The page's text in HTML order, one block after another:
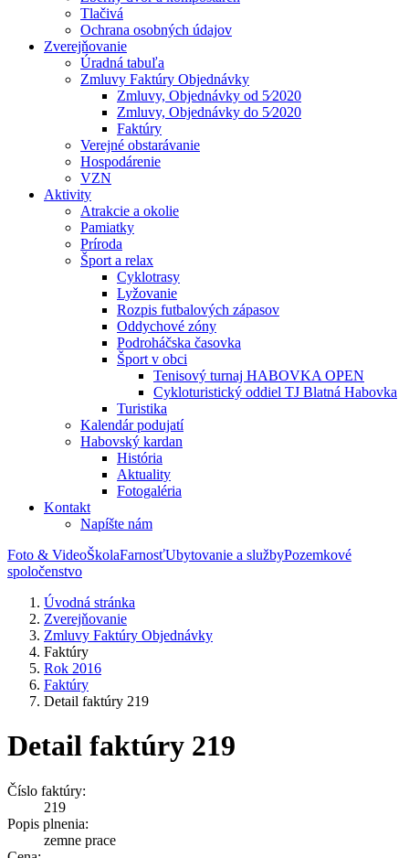
Tlačivá
Ochrana osobných údajov
Zverejňovanie
Úradná tabuľa
Zmluvy Faktúry Objednávky
Zmluvy, Objednávky od 5⁄2020
Zmluvy, Objednávky do 5⁄2020
Faktúry
Verejné obstarávanie
Hospodárenie
VZN
Aktivity
Atrakcie a okolie
Pamiatky
Príroda
Šport a relax
Cyklotrasy
Lyžovanie
Rozpis futbalových zápasov
Oddychové zóny
Podroháčska časovka
Šport v obci
Tenisový turnaj HABOVKA OPEN
Cykloturistický oddiel TJ Blatná Habovka
Turistika
Kalendár podujatí
Habovský kardan
História
Aktuality
Fotogaléria
Kontakt
Napíšte nám
Foto & VideoŠkolaFarnosťUbytovanie a službyPozemkové
spoločenstvo
Úvodná stránka
Zverejňovanie
Zmluvy Faktúry Objednávky
Faktúry
Rok 2016
Faktúry
Detail faktúry 219
Detail faktúry 219
Číslo faktúry:
219
Popis plnenia:
zemne prace